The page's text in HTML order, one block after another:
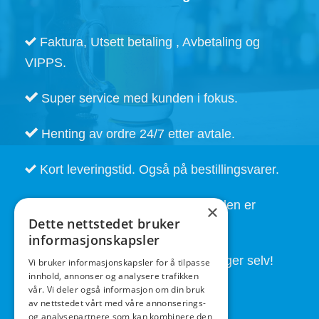
Faktura, Utsett betaling , Avbetaling og
VIPPS.
Super service med kunden i fokus.
Henting av ordre 24/7 etter avtale.
Kort leveringstid. Også på bestillingsvarer.
God service også etter at handelen er
fullført.
Butikken drives av folk som brygger selv!
×
Dette nettstedet bruker
informasjonskapsler
Vi bruker informasjonskapsler for å tilpasse
innhold, annonser og analysere trafikken
vår. Vi deler også informasjon om din bruk
av nettstedet vårt med våre annonserings-
og analysepartnere som kan kombinere den